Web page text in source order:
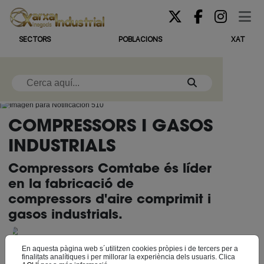
SECTORS POBLACIONS XAT
COMPRESSORS I GASOS
INDUSTRIALS
Compressors Comtabe és líder
en la fabricació de
compressors d'aire comprimit i
gasos industrials.
En aquesta pàgina web s´utilitzen cookies pròpies i de tercers per a
finalitats analítiques i per millorar la experiència dels usuaris. Clica